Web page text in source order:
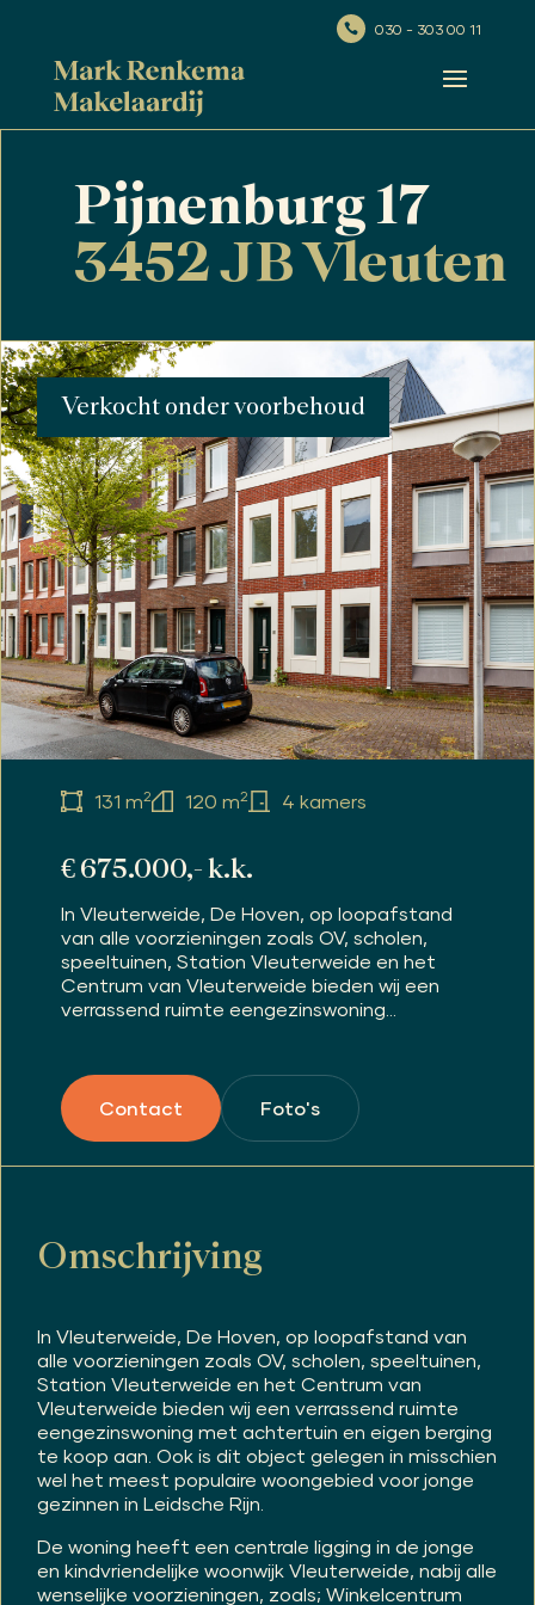
 030 - 303 00 11
Pijnenburg 17
3452 JB Vleuten
Verkocht onder voorbehoud
131 m2 120 m2 4 kamers
€ 675.000,- k.k.
In Vleuterweide, De Hoven, op loopafstand
van alle voorzieningen zoals OV, scholen,
speeltuinen, Station Vleuterweide en het
Centrum van Vleuterweide bieden wij een
verrassend ruimte eengezinswoning...
Contact Foto's
Omschrijving
In Vleuterweide, De Hoven, op loopafstand van
alle voorzieningen zoals OV, scholen, speeltuinen,
Station Vleuterweide en het Centrum van
Vleuterweide bieden wij een verrassend ruimte
eengezinswoning met achtertuin en eigen berging
te koop aan. Ook is dit object gelegen in misschien
wel het meest populaire woongebied voor jonge
gezinnen in Leidsche Rijn.
De woning heeft een centrale ligging in de jonge
en kindvriendelijke woonwijk Vleuterweide, nabij alle
wenselijke voorzieningen, zoals; Winkelcentrum